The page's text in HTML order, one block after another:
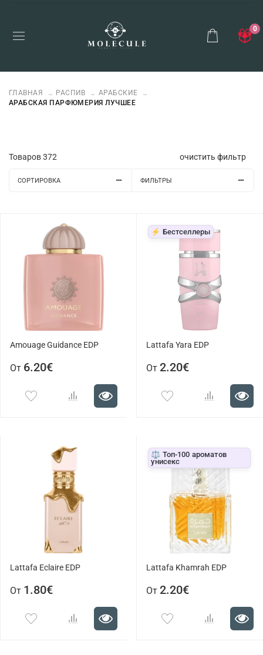
0
ГЛАВНАЯ РАСПИВ
АРАБСКИЕ
АРАБСКАЯ ПАРФЮМЕРИЯ ЛУЧШЕЕ
Товаров372 очистить фильтр
СОРТИРОВКА ФИЛЬТРЫ
Amouage Guidance EDP
От 6.20€
⚡ Бестселлеры
Lattafa Yara EDP
От 2.20€
Lattafa Eclaire EDP
От 1.80€
⚖️ Топ-100 ароматов
унисекс
Lattafa Khamrah EDP
От 2.20€